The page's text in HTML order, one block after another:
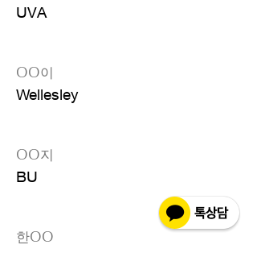
UVA
OO이
Wellesley
OO지
BU
한OO